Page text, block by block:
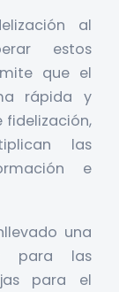
al
estos
que el
rápida y
fidelización,
las
e
una
para las
para el